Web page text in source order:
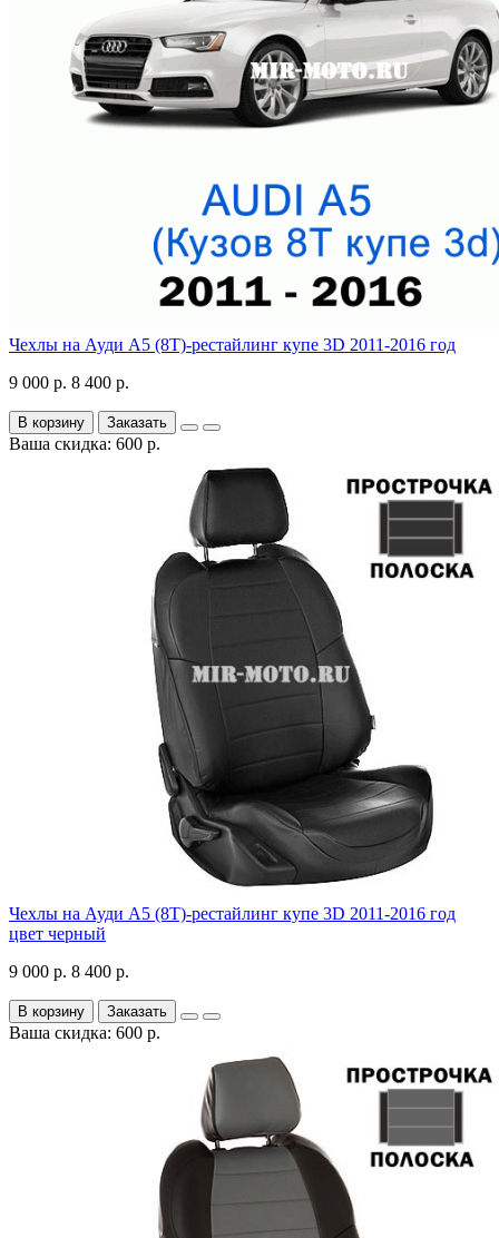
Чехлы на Ауди А5 (8Т)-рестайлинг купе 3D 2011-2016 год
9 000 р. 8 400 р.
В корзину Заказать
Ваша скидка: 600 р.
Чехлы на Ауди А5 (8Т)-рестайлинг купе 3D 2011-2016 год
цвет черный
9 000 р. 8 400 р.
В корзину Заказать
Ваша скидка: 600 р.